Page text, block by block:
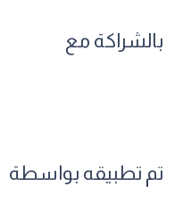
بالشراكة مع
تم تطبيقه بواسطة